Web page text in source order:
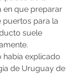
en que preparar
puertos para la
suele
había explicado
de Uruguay de